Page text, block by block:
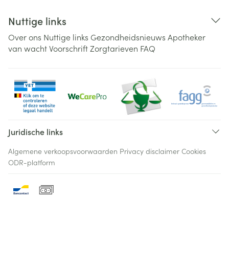
Nuttige links
Over ons Nuttige links Gezondheidsnieuws Apotheker
van wachtVoorschriftZorgtarieven FAQ
Juridische links
Algemene verkoopsvoorwaarden Privacy disclaimer Cookies
ODR-platform